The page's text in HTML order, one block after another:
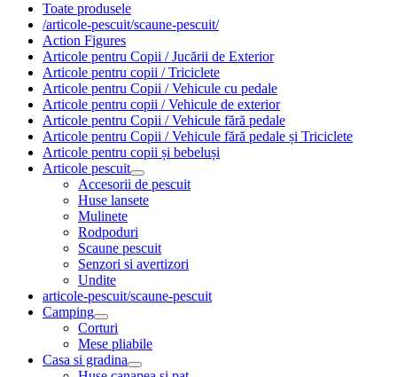
Toate produsele
/articole-pescuit/scaune-pescuit/
Action Figures
Articole pentru Copii / Jucării de Exterior
Articole pentru copii / Triciclete
Articole pentru Copii / Vehicule cu pedale
Articole pentru copii / Vehicule de exterior
Articole pentru Copii / Vehicule fără pedale
Articole pentru Copii / Vehicule fără pedale și Triciclete
Articole pentru copii și bebeluși
Articole pescuit
Accesorii de pescuit
Huse lansete
Mulinete
Rodpoduri
Scaune pescuit
Senzori si avertizori
Undite
articole-pescuit/scaune-pescuit
Camping
Corturi
Mese pliabile
Casa si gradina